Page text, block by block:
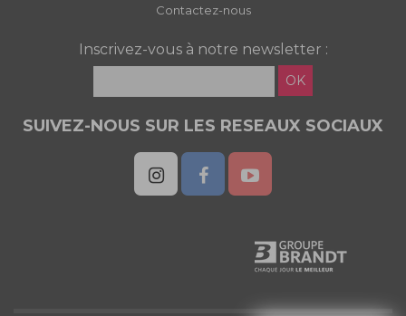
Contactez-nous
Inscrivez-vous à notre newsletter :
OK
SUIVEZ-NOUS SUR LES RESEAUX SOCIAUX